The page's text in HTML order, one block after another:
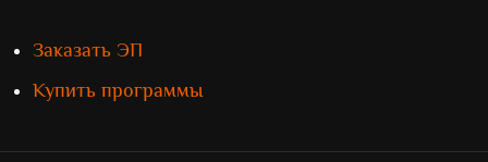
Заказать ЭП
Купить программы